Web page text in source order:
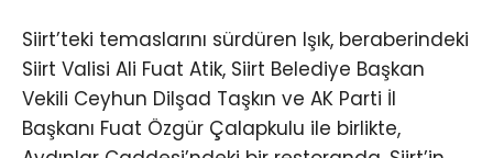
Siirt’teki temaslarını sürdüren Işık, beraberindeki
Siirt Valisi Ali Fuat Atik, Siirt Belediye Başkan
Vekili Ceyhun Dilşad Taşkın ve AK Parti İl
Başkanı Fuat Özgür Çalapkulu ile birlikte,